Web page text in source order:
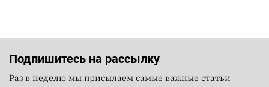
Подпишитесь на рассылку
Раз в неделю мы присылаем самые важные статьи